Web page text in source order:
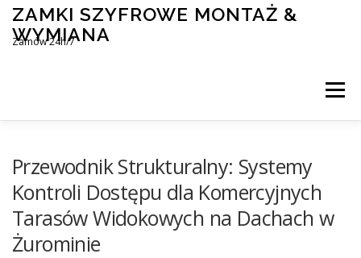
Skip
content
ZAMKI SZYFROWE MONTAŻ &
WYMIANA
Zamów 24h/7
Menu
KONTAKT
Przewodnik Strukturalny: Systemy
Kontroli Dostępu dla Komercyjnych
Tarasów Widokowych na Dachach w
Żurominie